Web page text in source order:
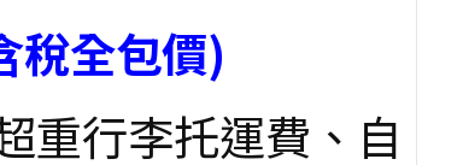
稅全包價)
重行李托運費、自